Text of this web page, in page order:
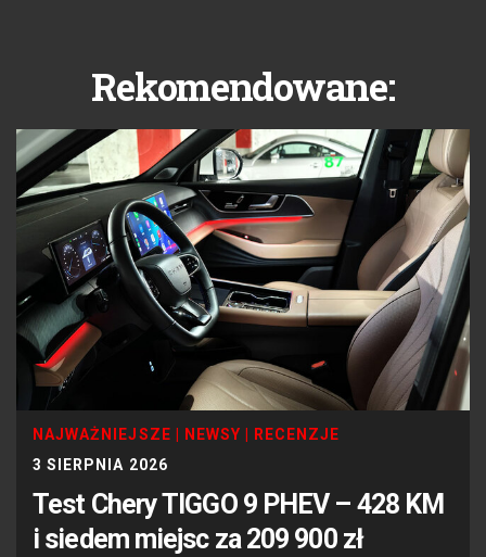
Rekomendowane:
NAJWAŻNIEJSZE NEWSY
RECENZJE
3 SIERPNIA 2026
Test Chery TIGGO 9 PHEV – 428 KM
i siedem miejsc za 209 900 zł